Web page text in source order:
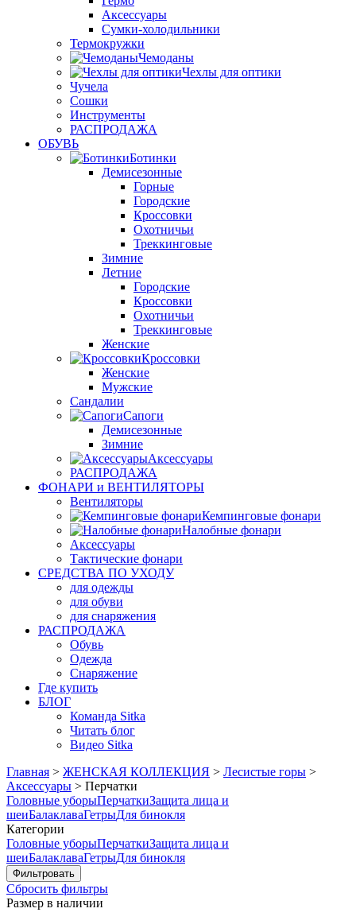
Аксессуары
Сумки-холодильники
Термокружки
Чемоданы
Чехлы для оптики
Чучела
Сошки
Инструменты
РАСПРОДАЖА
ОБУВЬ
Ботинки
Демисезонные
Горные
Городские
Кроссовки
Охотничьи
Треккинговые
Зимние
Летние
Городские
Кроссовки
Охотничьи
Треккинговые
Женские
Кроссовки
Женские
Мужские
Сандалии
Сапоги
Демисезонные
Зимние
Аксессуары
РАСПРОДАЖА
ФОНАРИ и ВЕНТИЛЯТОРЫ
Вентиляторы
Кемпинговые фонари
Налобные фонари
Аксессуары
Тактические фонари
СРЕДСТВА ПО УХОДУ
для одежды
для обуви
для снаряжения
РАСПРОДАЖА
Обувь
Одежда
Снаряжение
Где купить
БЛОГ
Команда Sitka
Читать блог
Видео Sitka
Главная > ЖЕНСКАЯ КОЛЛЕКЦИЯ > Лесистые горы >
Аксессуары > Перчатки
Головные уборыПерчаткиЗащита лица и
шеиБалаклаваГетрыДля бинокля
Категории
Головные уборыПерчаткиЗащита лица и
шеиБалаклаваГетрыДля бинокля
Сбросить фильтры
Размер в наличии